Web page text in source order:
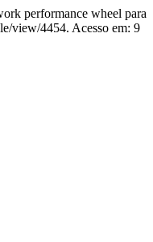
performance wheel para
view/4454. Acesso em: 9